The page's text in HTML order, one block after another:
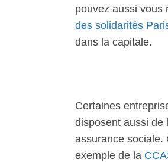
pouvez aussi vous
des solidarités
dans la capitale.
Certaines
disposent aussi de
assurance sociale.
exemple de la